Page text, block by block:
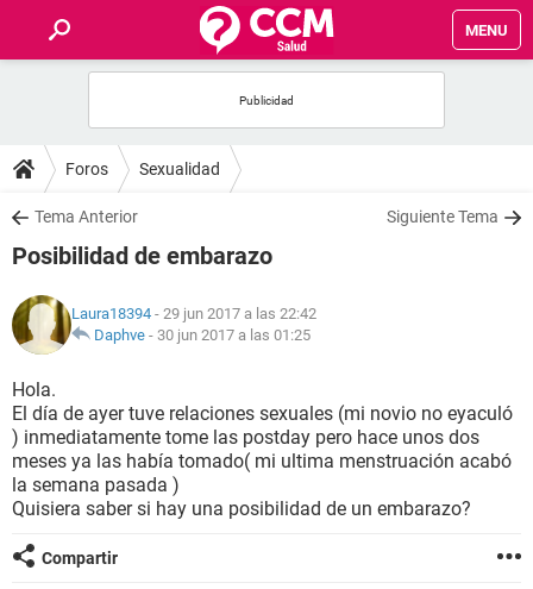
MENU
FOROS
SALUD
NUTRICIÓN
BIENESTAR
SEXUALIDAD
GLOSARIO
Foros Sexualidad
Tema Anterior Siguiente Tema
Posibilidad de embarazo
Laura18394 - 29 jun 2017 a las 22:42
Daphve - 30 jun 2017 a las 01:25
Hola.
El día de ayer tuve relaciones sexuales (mi novio no eyaculó
) inmediatamente tome las postday pero hace unos dos
meses ya las había tomado( mi ultima menstruación acabó
la semana pasada )
Quisiera saber si hay una posibilidad de un embarazo?
Compartir